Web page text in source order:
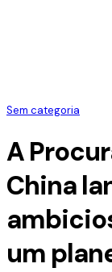
Sem categoria
A
China
um